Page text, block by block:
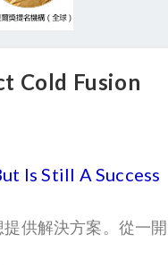
Cold Fusion
Is Still A Success
供解決方案。從一開